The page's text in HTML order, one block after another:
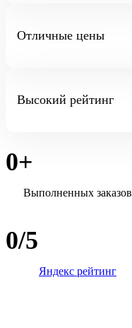
Отличные цены
Высокий рейтинг
0+
Выполненных заказов
0/5
Яндекс рейтинг